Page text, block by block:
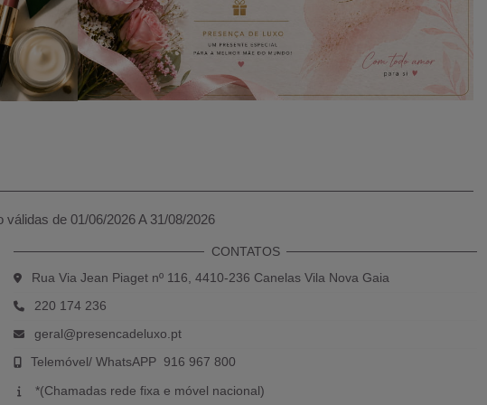
de 01/06/2026 A 31/08/2026
CONTATOS
Rua Via Jean Piaget nº 116, 4410-236 Canelas Vila Nova Gaia
220 174 236
geral@presencadeluxo.pt
Telemóvel/ WhatsAPP 916 967 800
*(Chamadas rede fixa e móvel nacional)